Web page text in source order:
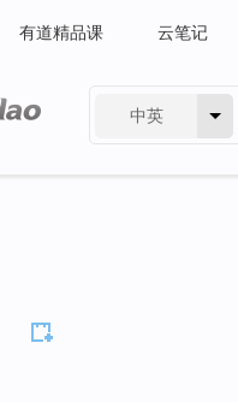
有道精品课 云笔记
中英